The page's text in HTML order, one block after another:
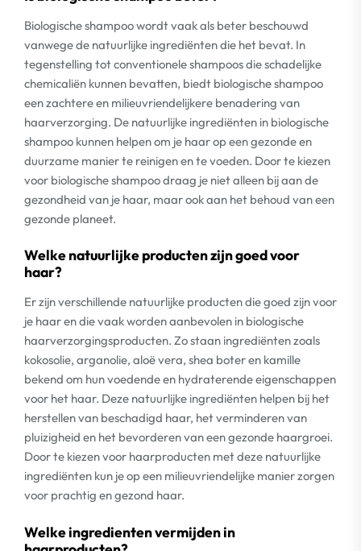
Biologische shampoo wordt vaak als beter beschouwd
vanwege de natuurlijke ingrediënten die het bevat. In
tegenstelling tot conventionele shampoos die schadelijke
chemicaliën kunnen bevatten, biedt biologische shampoo
een zachtere en milieuvriendelijkere benadering van
haarverzorging. De natuurlijke ingrediënten in biologische
shampoo kunnen helpen om je haar op een gezonde en
duurzame manier te reinigen en te voeden. Door te kiezen
voor biologische shampoo draag je niet alleen bij aan de
gezondheid van je haar, maar ook aan het behoud van een
gezonde planeet.
Welke natuurlijke producten zijn goed voor
haar?
Er zijn verschillende natuurlijke producten die goed zijn voor
je haar en die vaak worden aanbevolen in biologische
haarverzorgingsproducten. Zo staan ingrediënten zoals
kokosolie, arganolie, aloë vera, shea boter en kamille
bekend om hun voedende en hydraterende eigenschappen
voor het haar. Deze natuurlijke ingrediënten helpen bij het
herstellen van beschadigd haar, het verminderen van
pluizigheid en het bevorderen van een gezonde haargroei.
Door te kiezen voor haarproducten met deze natuurlijke
ingrediënten kun je op een milieuvriendelijke manier zorgen
voor prachtig en gezond haar.
Welke ingredienten vermijden in